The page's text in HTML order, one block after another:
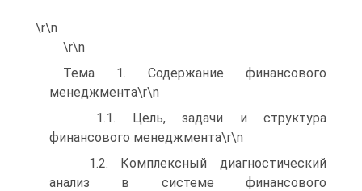
\r\n
\r\n
Тема 1. Содержание финансового
менеджмента\r\n
1.1. Цель, задачи и структура
финансового менеджмента\r\n
1.2. Комплексный диагностический
анализ в системе финансового